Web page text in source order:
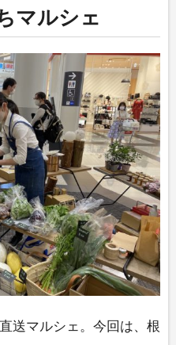
マルシェ
送マルシェ。今回は、根